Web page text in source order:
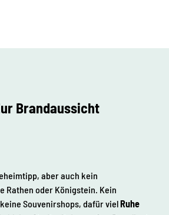
Brandaussicht
aber auch kein
Rathen oder Königstein. Kein
Souvenirshops, dafür vielRuhe